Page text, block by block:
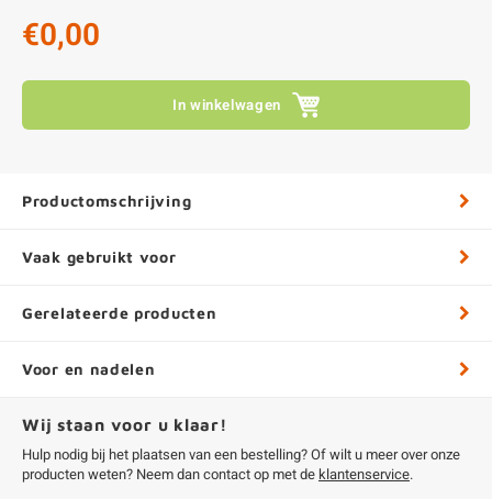
€0,00
In winkelwagen
Productomschrijving
Vaak gebruikt voor
Gerelateerde producten
Voor en nadelen
Wij staan voor u klaar!
Hulp nodig bij het plaatsen van een bestelling? Of wilt u meer over onze
producten weten? Neem dan contact op met de klantenservice.